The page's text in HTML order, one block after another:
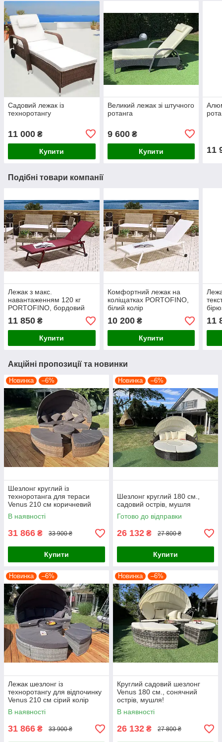
Садовий лежак із
техноротангу
11 000 ₴
Купити
Великий лежак зі штучного
ротанга
9 600₴
Купити 11
Подібні товари компанії
Лежак з макс.
навантаженням 120 кг
PORTOFINO, бордовий
колір
11 850 ₴
Купити
Комфортний лежак на
коліщатках PORTOFINO,
білий колір
10 200₴
Купити
11
Акційні пропозиції та новинки
Новинка –6%
Шезлонг круглий із
техноротанга для тераси
Venus 210 см коричневий
колір
В наявності
31 866 ₴ 33 900 ₴
Купити
Новинка –6%
Шезлонг круглий 180 см.,
садовий острів, мушля
Готово до відправки
26 132 ₴ 27 800 ₴
Купити
Новинка –6%
Лежак шезлонг із
техноротангу для відпочинку
Venus 210 см сірий колір
В наявності
31 866 ₴ 33 900 ₴
Новинка –6%
Круглий садовий шезлонг
Venus 180 см., сонячний
острів, мушля!
В наявності
26 132 ₴ 27 800 ₴